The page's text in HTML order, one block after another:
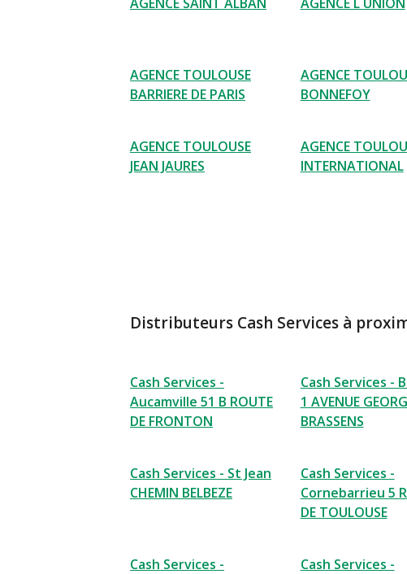
AGENCE TOULOUSE
BARRIERE DE PARIS
AGENCE
BONNEFOY
AGENCE TOULOUSE
JEAN JAURES
AGENCE
INTERNATIONAL
Distributeurs Cash Services à
Cash Services -
Aucamville 51 B ROUTE
DE FRONTON
Cash Services -
1 AVENUE
BRASSENS
Cash Services - St Jean
CHEMIN BELBEZE
Cash Services -
Cornebarrieu 5
DE TOULOUSE
Cash Services -
Cash Services -